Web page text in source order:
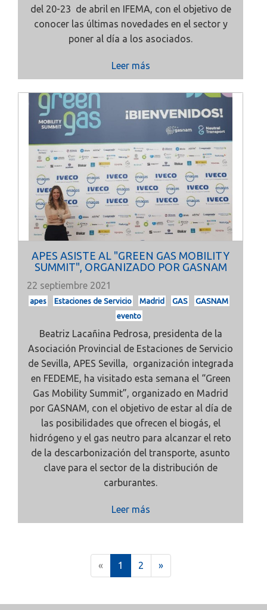
del 20-23 de abril en IFEMA, con el objetivo de
conocer las últimas novedades en el sector y
poner al día a los asociados.
Leer más
APES ASISTE AL "GREEN GAS MOBILITY
SUMMIT", ORGANIZADO POR GASNAM
22 septiembre 2021
apes Estaciones de Servicio Madrid GAS
GASNAM
evento
Beatriz Lacañina Pedrosa, presidenta de la
Asociación Provincial de Estaciones de Servicio
de Sevilla, APES Sevilla, organización integrada
en FEDEME, ha visitado esta semana el “Green
Gas Mobility Summit”, organizado en Madrid
por GASNAM, con el objetivo de estar al día de
las posibilidades que ofrecen el biogás, el
hidrógeno y el gas neutro para alcanzar el reto
de la descarbonización del transporte, asunto
clave para el sector de la distribución de
carburantes.
Leer más
« 1
c
2 »